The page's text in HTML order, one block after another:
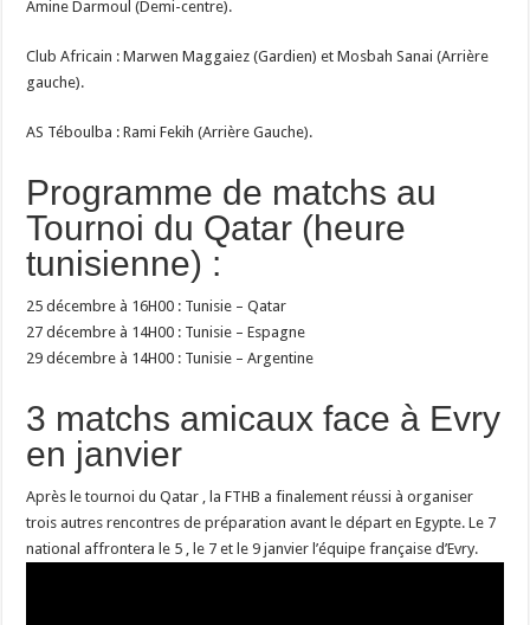
Amine Darmoul (Demi-centre).
Club Africain : Marwen Maggaiez (Gardien) et Mosbah Sanai (Arrière
gauche).
AS Téboulba : Rami Fekih (Arrière Gauche).
Programme de matchs au
Tournoi du Qatar (heure
tunisienne) :
25 décembre à 16H00 : Tunisie – Qatar
27 décembre à 14H00 : Tunisie – Espagne
29 décembre à 14H00 : Tunisie – Argentine
3 matchs amicaux face à Evry
en janvier
Après le tournoi du Qatar , la FTHB a finalement réussi à organiser
trois autres rencontres de préparation avant le départ en Egypte. Le 7
national affrontera le 5 , le 7 et le 9 janvier l’équipe française d’Evry.